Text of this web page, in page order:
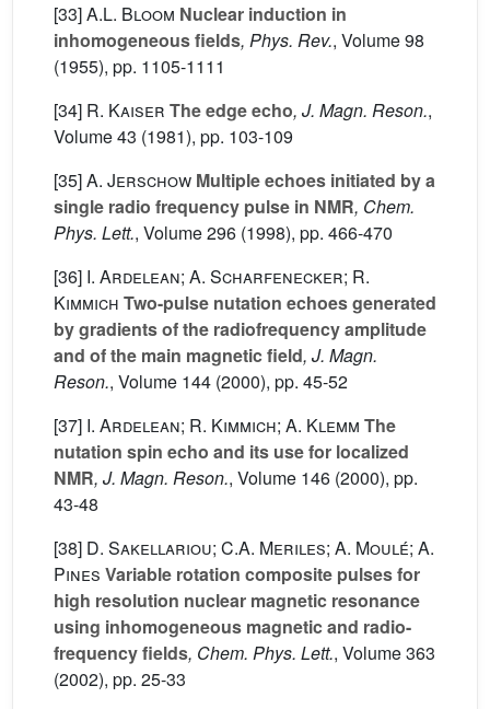
[33]A.L. Bloom Nuclear induction in
inhomogeneous fields, Phys. Rev., Volume 98
(1955), pp. 1105-1111
[34] R. Kaiser The edge echo, J. Magn. Reson.,
Volume 43 (1981), pp. 103-109
[35]A. Jerschow Multiple echoes initiated by a
single radio frequency pulse in NMR, Chem.
Phys. Lett., Volume 296 (1998), pp. 466-470
[36] I. Ardelean; A. Scharfenecker; R.
Kimmich Two-pulse nutation echoes generated
by gradients of the radiofrequency amplitude
and of the main magnetic field, J. Magn.
Reson., Volume 144 (2000), pp. 45-52
[37] I. Ardelean; R. Kimmich; A. Klemm The
nutation spin echo and its use for localized
NMR, J. Magn. Reson., Volume 146 (2000), pp.
43-48
[38] D. Sakellariou; C.A. Meriles; A. Moulé; A.
Pines Variable rotation composite pulses for
high resolution nuclear magnetic resonance
using inhomogeneous magnetic and radio-
frequency fields, Chem. Phys. Lett., Volume 363
(2002), pp. 25-33